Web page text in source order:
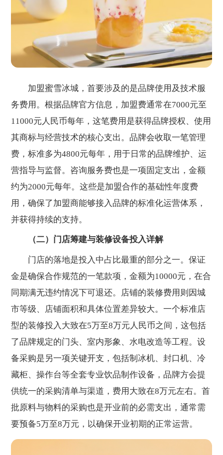
加盟蜜雪冰城，首要涉及的是品牌使用及技术服
务费用。根据品牌官方信息，加盟费通常在7000元至
11000元人民币每年，这笔费用是获得品牌授权、使用
其商标与经营技术的核心支出。品牌会收取一笔管理
费，标准多为4800元每年，用于日常的品牌维护、运
营指导与监督。咨询服务费也是一项固定支出，金额
约为2000元每年。这些是加盟合作的基础性年度费
用，确保了加盟商能够接入品牌的标准化运营体系，
并获得持续的支持。
（二）门店筹建与装修设备投入详解
门店的落地是投入中占比最重的部分之一。保证
金是确保合作规范的一笔款项，金额为10000元，在合
同期满无违约情况下可退还。店铺的装修费用则因城
市等级、店铺面积和具体位置差异较大。一个标准店
型的装修投入大致在5万至8万元人民币之间，这包括
了品牌规定的门头、室内形象、水电改造等工程。设
备采购是另一项关键开支，包括制冰机、封口机、冷
藏柜、操作台等全套专业饮品制作设备，品牌方会提
供统一的采购清单与渠道，费用大致在8万元左右。首
批原料与物料的采购也是开业前的必需支出，通常需
要预备5万至8万元，以确保开业初期的正常运营。